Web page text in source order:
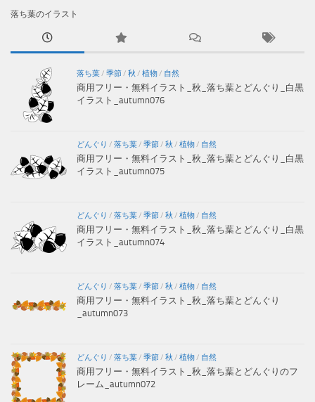
落ち葉のイラスト
落ち葉/ 季節/ 秋 / 植物/ 自然
商用フリー・無料イラスト_秋_落ち葉とどんぐり_白黒
イラスト_autumn076
どんぐり / 落ち葉/ 季節/ 秋 / 植物/ 自然
商用フリー・無料イラスト_秋_落ち葉とどんぐり_白黒
イラスト_autumn075
どんぐり / 落ち葉/ 季節/ 秋 / 植物/ 自然
商用フリー・無料イラスト_秋_落ち葉とどんぐり_白黒
イラスト_autumn074
どんぐり / 落ち葉/ 季節/ 秋 / 植物/ 自然
商用フリー・無料イラスト_秋_落ち葉とどんぐり
_autumn073
どんぐり / 落ち葉/ 季節/ 秋 / 植物/ 自然
商用フリー・無料イラスト_秋_落ち葉とどんぐりのフ
レーム_autumn072